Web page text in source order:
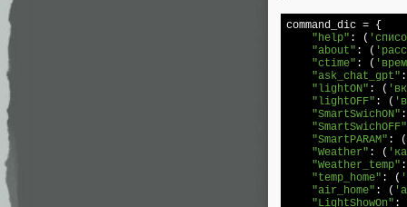
command _dic = {
"help" : (
"about" : (
"ctime" : (
"ask_chat_gpt"
"lightON" : (
"lightOFF" : (
"SmartSwichON"
"SmartSwichOFF"
"SmartPARAM" : (
"Weather" : (
"Weather_temp"
"temp_home" : (
"air_home" : (
"LightShowOn" :